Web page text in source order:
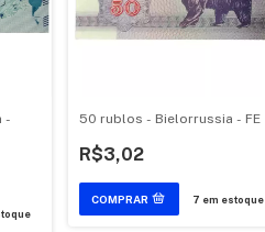
-
50 rublos - Bielorrussia - FE
R$3,02
7 em estoque